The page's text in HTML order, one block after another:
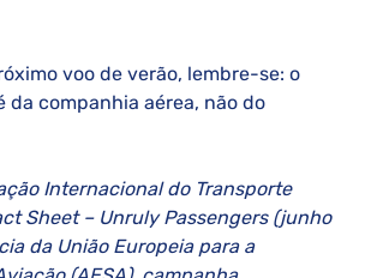
voo de verão, lembre-se: o
da companhia aérea, não do
Internacional do Transporte
Sheet – Unruly Passengers (junho
da União Europeia para a